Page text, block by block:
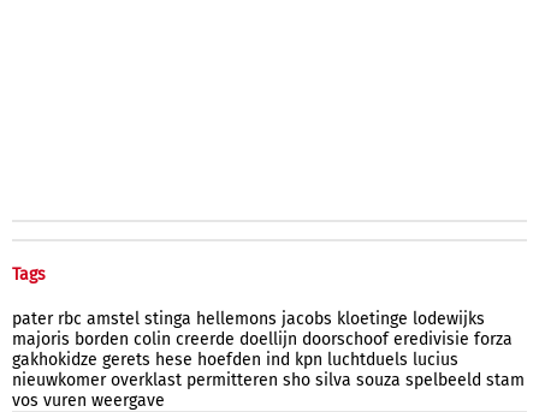
Tags
pater rbc amstel stinga hellemons jacobs kloetinge lodewijks
majoris borden colin creerde doellijn doorschoof eredivisie forza
gakhokidze gerets hese hoefden ind kpn luchtduels lucius
nieuwkomer overklast permitteren sho silva souza spelbeeld stam
vos vuren weergave